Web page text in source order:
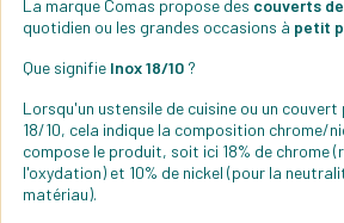
La marque Comas propose des couverts
quotidien ou les grandes occasions à petit
Que signifie Inox 18/10 ?
Lorsqu'un ustensile de cuisine ou un
18/10, cela indique la composition chrome/
compose le produit, soit ici 18% de chrome
l'oxydation) et 10% de nickel (pour la
matériau).